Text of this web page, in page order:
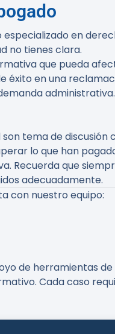
en
no tienes clara.
que pueda
éxito en una
administrativa.
son tema de
lo que han
Recuerda que
adecuadamente.
con nuestro equipo:
de herramientas
Cada caso